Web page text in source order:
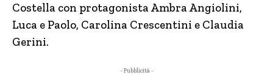
Costella con protagonista Ambra Angiolini,
Luca e Paolo, Carolina Crescentini e Claudia
Gerini.
- Pubblicità -